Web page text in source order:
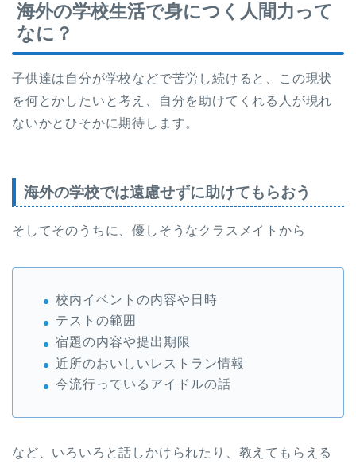
海外の学校生活で身につく人間力って
なに？
子供達は自分が学校などで苦労し続けると、この現状
を何とかしたいと考え、自分を助けてくれる人が現れ
ないかとひそかに期待します。
海外の学校では遠慮せずに助けてもらおう
そしてそのうちに、優しそうなクラスメイトから
校内イベントの内容や日時
テストの範囲
宿題の内容や提出期限
近所のおいしいレストラン情報
今流行っているアイドルの話
など、いろいろと話しかけられたり、教えてもらえる